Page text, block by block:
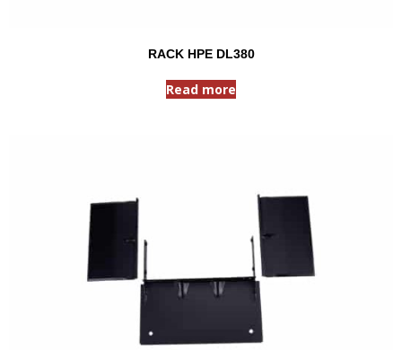
RACK HPE DL380
Read more